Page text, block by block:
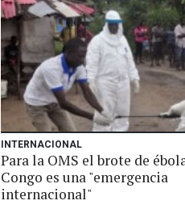
INTERNACIONAL
Para la OMS el brote de
Congo es una "emergencia
internacional"